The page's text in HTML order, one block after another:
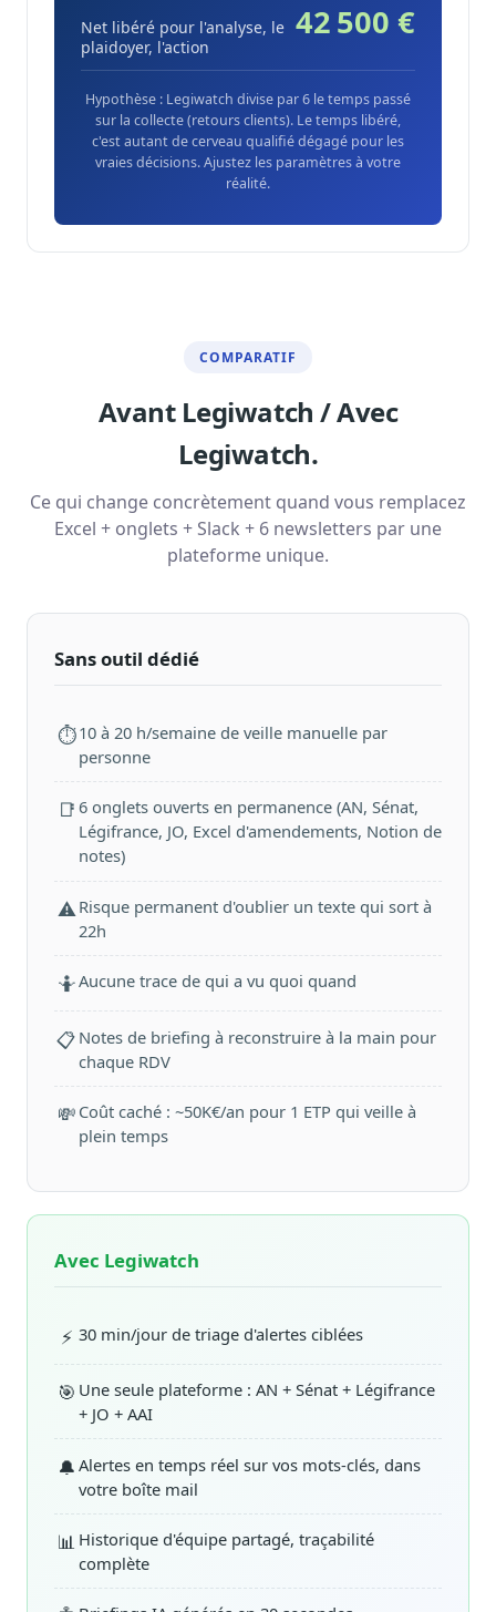
Net libéré pour l'analyse, le
plaidoyer, l'action
42 500 €
Hypothèse : Legiwatch divise par 6 le temps passé
sur la collecte (retours clients). Le temps libéré,
c'est autant de cerveau qualifié dégagé pour les
vraies décisions. Ajustez les paramètres à votre
réalité.
COMPARATIF
Avant Legiwatch / Avec
Legiwatch.
Ce qui change concrètement quand vous remplacez
Excel + onglets + Slack + 6 newsletters par une
plateforme unique.
Sans outil dédié
⏱10 à 20 h/semaine de veille manuelle par
personne
📑 6 onglets ouverts en permanence (AN, Sénat,
Légifrance, JO, Excel d'amendements, Notion de
notes)
⚠️Risque permanent d'oublier un texte qui sort à
22h
🤷Aucune trace de qui a vu quoi quand
📋 Notes de briefing à reconstruire à la main pour
chaque RDV
💸 Coût caché : ~50K€/an pour 1 ETP qui veille à
plein temps
Avec Legiwatch
⚡ 30 min/jour de triage d'alertes ciblées
🎯 Une seule plateforme : AN + Sénat + Légifrance
+ JO + AAI
🔔 Alertes en temps réel sur vos mots-clés, dans
votre boîte mail
📊 Historique d'équipe partagé, traçabilité
complète